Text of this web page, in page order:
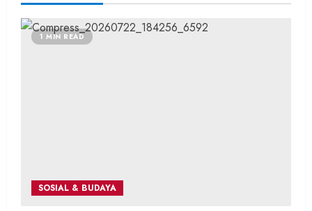
1 MIN READ
SOSIAL & BUDAYA